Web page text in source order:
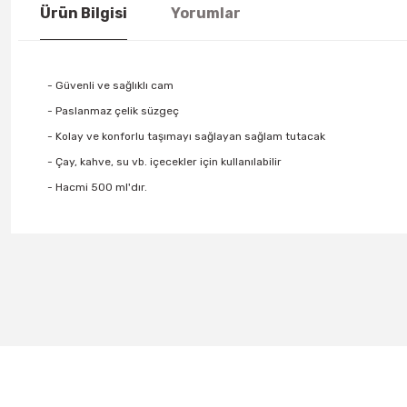
Ürün Bilgisi Yorumlar
- Güvenli ve sağlıklı cam
- Paslanmaz çelik süzgeç
- Kolay ve konforlu taşımayı sağlayan sağlam tutacak
- Çay, kahve, su vb. içecekler için kullanılabilir
- Hacmi 500 ml'dır.